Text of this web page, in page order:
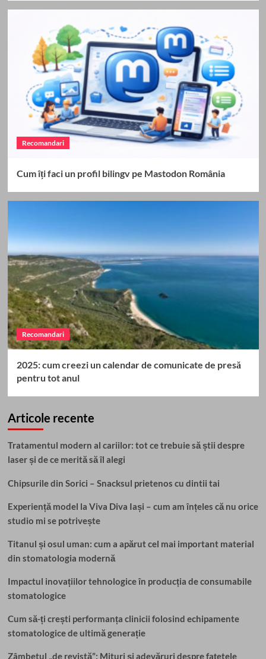
Recomandari
Cum îți faci un profil bilingv pe Mastodon România
Recomandari
2025: cum creezi un calendar de comunicate de presă
pentru tot anul
Articole recente
Tratamentul modern al cariilor: tot ce trebuie să știi despre
laser și de ce merită să îl alegi
Chipsurile din Sorici – Snacksul prietenos cu dintii tai
Experiență model la Viva Diva Iași – cum am înțeles că nu orice
studio mi se potrivește
Titanul și osul uman: cum a apărut cel mai important material
din stomatologia modernă
Impactul inovațiilor tehnologice în producția de consumabile
stomatologice
Cum să-ți crești performanța clinicii folosind echipamente
stomatologice de ultimă generație
Zâmbetul „de revistă”: Mituri și adevăruri despre fațetele